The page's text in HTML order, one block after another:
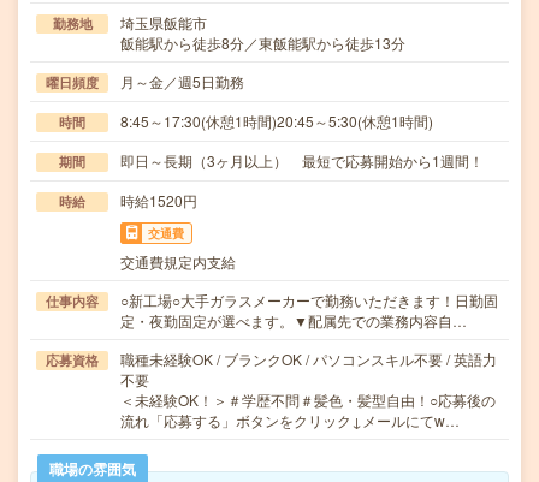
勤務地
埼玉県飯能市
飯能駅から徒歩8分／東飯能駅から徒歩13分
曜日頻度 月～金／週5日勤務
時間 8:45～17:30(休憩1時間)20:45～5:30(休憩1時間)
期間 即日～長期（3ヶ月以上） 最短で応募開始から1週間！
時給 時給1520円
交通費
交通費規定内支給
仕事内容
○新工場○大手ガラスメーカーで勤務いただきます！日勤固
定・夜勤固定が選べます。▼配属先での業務内容自…
応募資格
職種未経験OK / ブランクOK / パソコンスキル不要 / 英語力
不要
＜未経験OK！＞＃学歴不問＃髪色・髪型自由！○応募後の
流れ「応募する」ボタンをクリック↓メールにてw…
職場の雰囲気